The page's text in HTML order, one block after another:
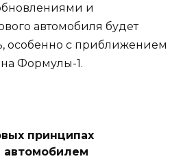
и
автомобиля будет
особенно с приближением
Формулы-1.
принципах
автомобилем